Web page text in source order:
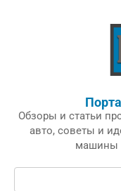
Обзоры и статьи
авто, советы и
машины
Поиск: